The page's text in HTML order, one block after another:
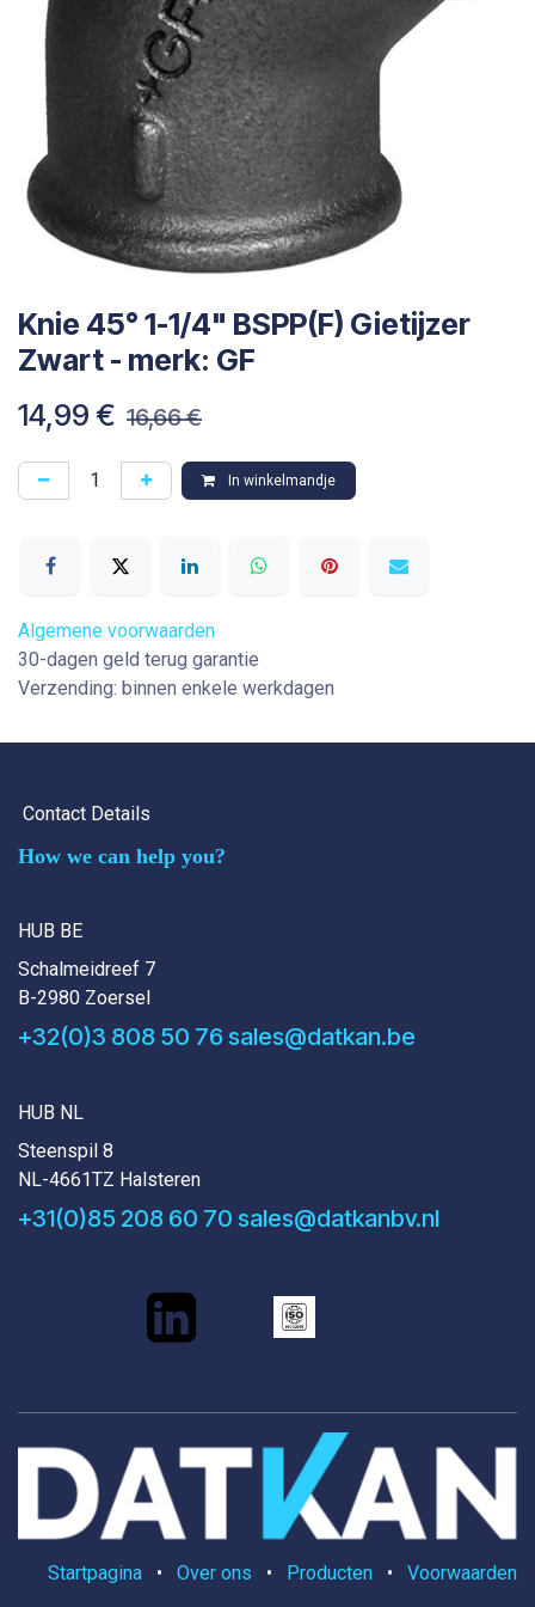
Knie 45° 1-1/4" BSPP(F) Gietijzer
Zwart - merk: GF
14,99 € 16,66€
In winkelmandje
Algemene voorwaarden
30-dagen geld terug garantie
Verzending: binnen enkele werkdagen
Contact Details
How we can help you?
HUB BE
Schalmeidreef 7
B-2980 Zoersel
+32(0)3 808 50 76 sales@datkan.be
HUB NL
Steenspil 8
NL-4661TZ Halsteren
+31(0)85 208 60 70 sales@datkanbv.nl
Startpagina • Over ons • Producten • Voorwaarden